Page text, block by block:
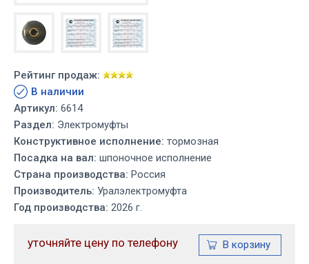
Рейтинг продаж:
В наличии
Артикул: 6614
Раздел: Электромуфты
Конструктивное исполнение: тормозная
Посадка на вал: шпоночное исполнение
Страна производства: Россия
Производитель: Уралэлектромуфта
Год производства: 2026 г.
уточняйте цену по телефону